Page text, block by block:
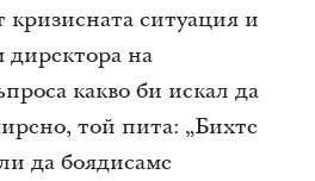
кризисната ситуация и
директора на
какво би искал да
той пита: „Бихте
да боядисаме